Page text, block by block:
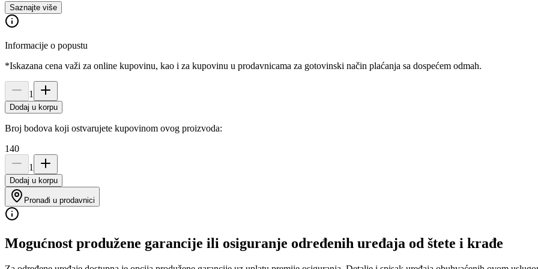
Saznajte više
Informacije o popustu
*Iskazana cena važi za online kupovinu, kao i za kupovinu u prodavnicama za gotovinski način plaćanja sa dospećem odmah.
1
Dodaj u korpu
Broj bodova koji ostvarujete kupovinom ovog proizvoda:
140
1
Dodaj u korpu
Pronađi u prodavnici
Mogućnost produžene garancije ili osiguranje određenih uređaja od štete i krađe